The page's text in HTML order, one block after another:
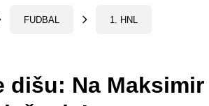
FUDBAL 1. HNL
dišu: Na Maksimir